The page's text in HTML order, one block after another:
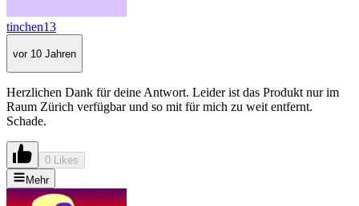
tinchen13
vor 10 Jahren
Herzlichen Dank für deine Antwort. Leider ist das Produkt nur im
Raum Zürich verfügbar und so mit für mich zu weit entfernt.
Schade.
0 Likes
Mehr